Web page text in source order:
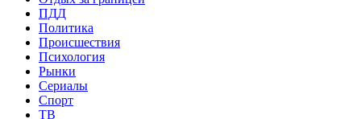
ПДД
Политика
Происшествия
Психология
Рынки
Сериалы
Спорт
ТВ